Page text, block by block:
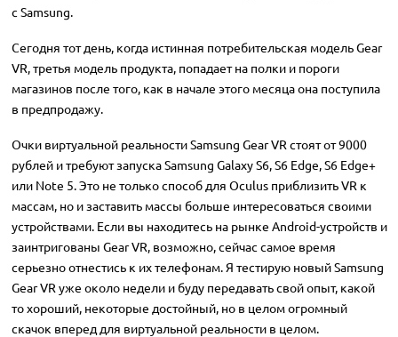
с Samsung.
Сегодня тот день, когда истинная потребительская модель Gear
VR, третья модель продукта, попадает на полки и пороги
магазинов после того, как в начале этого месяца она поступила
в предпродажу.
Очки виртуальной реальности Samsung Gear VR стоят от 9000
рублей и требуют запуска Samsung Galaxy S6, S6 Edge, S6 Edge+
или Note 5. Это не только способ для Oculus приблизить VR к
массам, но и заставить массы больше интересоваться своими
устройствами. Если вы находитесь на рынке Android-устройств и
заинтригованы Gear VR, возможно, сейчас самое время
серьезно отнестись к их телефонам. Я тестирую новый Samsung
Gear VR уже около недели и буду передавать свой опыт, какой
то хороший, некоторые достойный, но в целом огромный
скачок вперед для виртуальной реальности в целом.